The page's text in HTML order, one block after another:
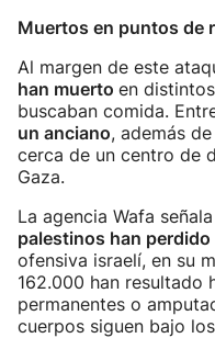
Muertos en puntos de
Al margen de este
han muerto en
buscaban comida.
un anciano, además
cerca de un centro de
Gaza.
La agencia Wafa
palestinos han perdido
ofensiva israelí, en su
162.000 han resultado
permanentes o
cuerpos siguen bajo